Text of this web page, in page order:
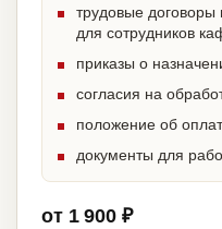
трудовые договоры
для сотрудников
приказы о
согласия на
положение об
документы для
от 1 900 ₽